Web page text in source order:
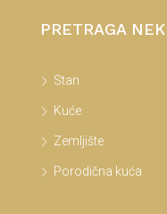
PRETRAGA
Stan
Kuće
Zemljište
Porodična kuća